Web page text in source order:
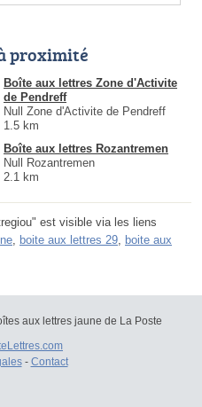
proximité
Boîte aux lettres Zone d'Activite
de Pendreff
Null Zone d'Activite de Pendreff
1.5 km
Boîte aux lettres Rozantremen
Null Rozantremen
2.1 km
est visible via les liens
boite aux lettres 29 boite aux
aux lettres jaune de La Poste
- Contact